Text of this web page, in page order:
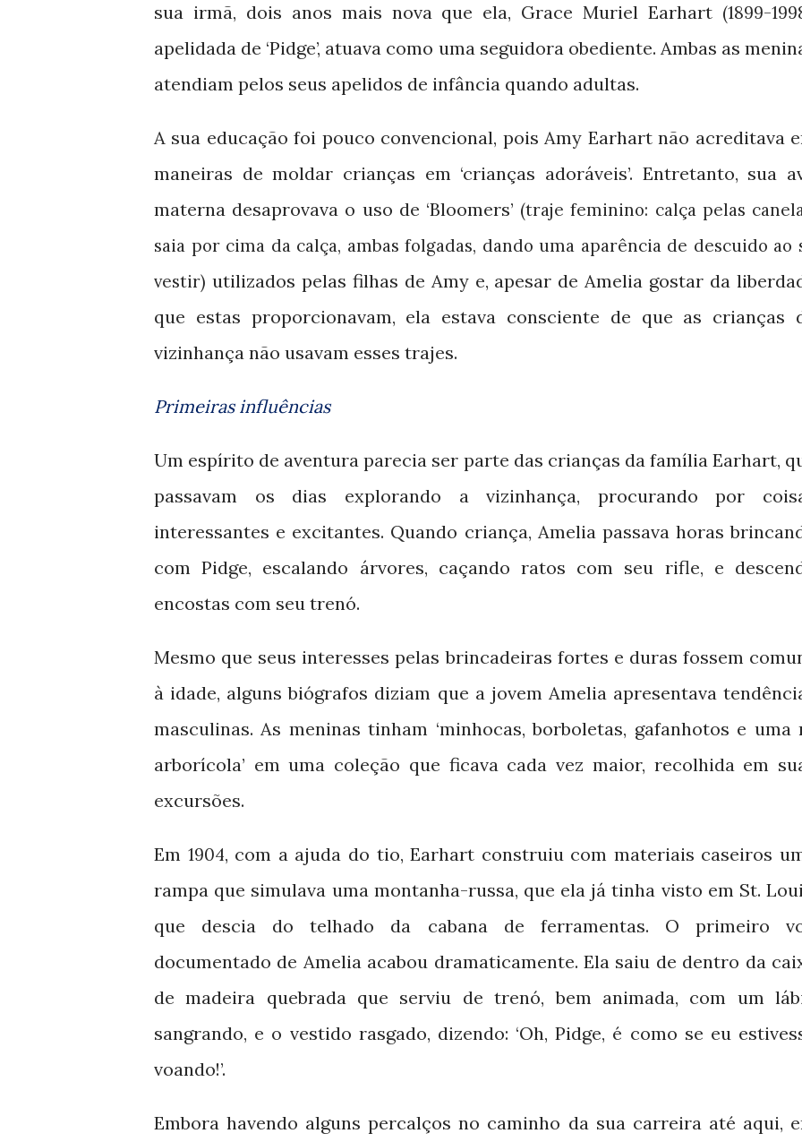
sua irmã, dois anos mais nova que ela, Grace Muriel Earhart (1899-
apelidada de ‘Pidge’, atuava como uma seguidora obediente. Ambas as
atendiam pelos seus apelidos de infância quando adultas.
A sua educação foi pouco convencional, pois Amy Earhart não acreditava
maneiras de moldar crianças em ‘crianças adoráveis’. Entretanto, sua
materna desaprovava o uso de ‘Bloomers’ (traje feminino: calça pelas
saia por cima da calça, ambas folgadas, dando uma aparência de descuido ao
vestir) utilizados pelas filhas de Amy e, apesar de Amelia gostar da
que estas proporcionavam, ela estava consciente de que as crianças
vizinhança não usavam esses trajes.
Primeiras influências
Um espírito de aventura parecia ser parte das crianças da família Earhart,
passavam os dias explorando a vizinhança, procurando por
interessantes e excitantes. Quando criança, Amelia passava horas
com Pidge, escalando árvores, caçando ratos com seu rifle, e
encostas com seu trenó.
Mesmo que seus interesses pelas brincadeiras fortes e duras fossem
à idade, alguns biógrafos diziam que a jovem Amelia apresentava
masculinas. As meninas tinham ‘minhocas, borboletas, gafanhotos e uma
arborícola’ em uma coleção que ficava cada vez maior, recolhida em
excursões.
Em 1904, com a ajuda do tio, Earhart construiu com materiais caseiros
rampa que simulava uma montanha-russa, que ela já tinha visto em St.
que descia do telhado da cabana de ferramentas. O primeiro
documentado de Amelia acabou dramaticamente. Ela saiu de dentro da
de madeira quebrada que serviu de trenó, bem animada, com um
sangrando, e o vestido rasgado, dizendo: ‘Oh, Pidge, é como se eu
voando!’.
Embora havendo alguns percalços no caminho da sua carreira até aqui,